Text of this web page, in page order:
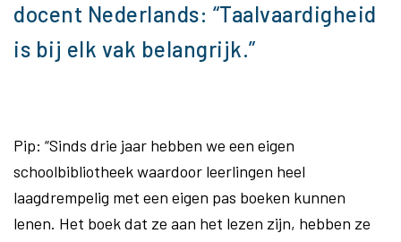
docent Nederlands: “Taalvaardigheid
is bij elk vak belangrijk.”
Pip: “Sinds drie jaar hebben we een eigen
schoolbibliotheek waardoor leerlingen heel
laagdrempelig met een eigen pas boeken kunnen
lenen. Het boek dat ze aan het lezen zijn, hebben ze